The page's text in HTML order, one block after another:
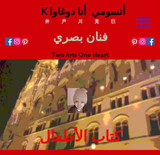
K أتسومي أنا دوغاوا
فنان بصري
井 戸 川 克 巳
Two Arts One Heart
كتاب الأطفال